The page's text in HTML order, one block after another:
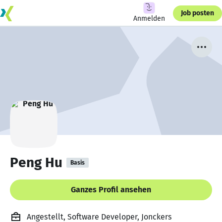
Anmelden
Job posten
Peng Hu Basis
Ganzes Profil ansehen
Angestellt, Software Developer, Jonckers